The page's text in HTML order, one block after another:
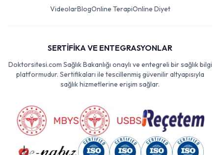
VideolarBlogOnline TerapiOnline Diyet
SERTİFİKA VE ENTEGRASYONLAR
Doktorsitesi.com Sağlık Bakanlığı onaylı ve entegreli bir sağlık bilgi
platformudur. Sertifikaları ile tescillenmiş güvenilir altyapısıyla
sağlık hizmetlerine erişim sağlar.